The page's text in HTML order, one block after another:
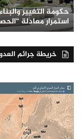
حكومة التغيير
استمرار معادلة
خريطة جرائم